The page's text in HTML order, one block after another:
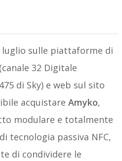
luglio sulle piattaforme di
32 Digitale
di Sky) e web sul sito
acquistare Amyko,
modulare e totalmente
tecnologia passiva NFC,
di condividere le